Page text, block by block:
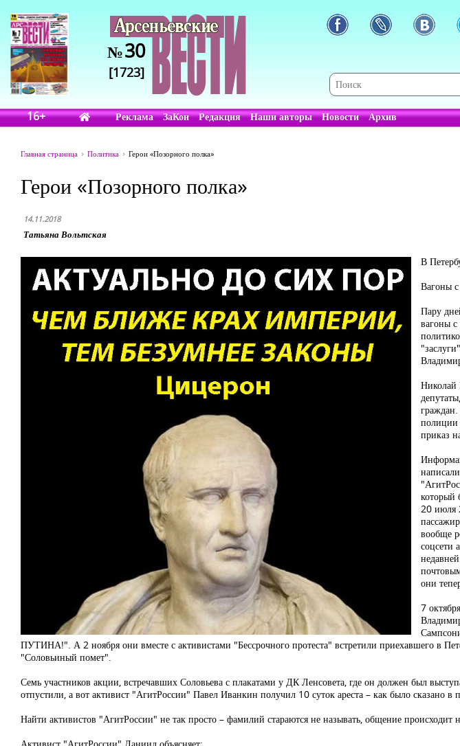
№30
[1723]
16+ Реклама ЗаКон Редакция Наши авторы Новости Архив
Главная страница Политика Герои «Позорного полка»
Герои «Позорного полка»
14.11.2018
Татьяна Вольтская
В
Вагоны
Пару
вагоны
Николай
полиции
приказ
который
20 июля
вообще
соцсети
они
7
ПУТИНА!". А 2 ноября они вместе с активистами "Бессрочного протеста" встретили приехавшего в
"Соловьиный помет".
Семь участников акции, встречавших Соловьева с плакатами у ДК Ленсовета, где он должен был
отпустили, а вот активист "АгитРоссии" Павел Иванкин получил 10 суток ареста – как было сказано
Найти активистов "АгитРоссии" не так просто – фамилий стараются не называть, общение